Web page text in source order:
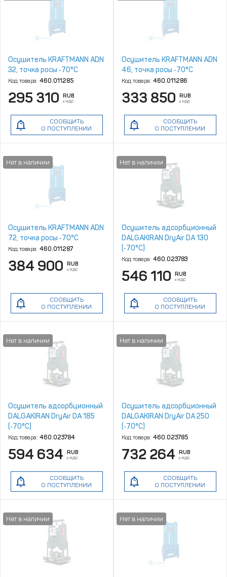
Осушитель KRAFTMANN ADN
32, точка росы ‑70°С
Код товара: 460.011285
295 310 RUB
с НДС
СООБЩИТЬ
О ПОСТУПЛЕНИИ
Осушитель KRAFTMANN ADN
46, точка росы ‑70°С
Код товара: 460.011286
333 850 RUB
с НДС
СООБЩИТЬ
О ПОСТУПЛЕНИИ
Осушитель KRAFTMANN ADN
72, точка росы ‑70°С
Код товара: 460.011287
384 900 RUB
с НДС
СООБЩИТЬ
О ПОСТУПЛЕНИИ
Осушитель адсорбционный
DALGAKIRAN DryAir DA 130
(‑70°C)
Код товара: 460.023783
546 110 RUB
с НДС
СООБЩИТЬ
О ПОСТУПЛЕНИИ
Осушитель адсорбционный
DALGAKIRAN DryAir DA 185
(‑70°C)
Код товара: 460.023784
594 634 RUB
с НДС
СООБЩИТЬ
О ПОСТУПЛЕНИИ
Осушитель адсорбционный
DALGAKIRAN DryAir DA 250
(‑70°C)
Код товара: 460.023785
732 264 RUB
с НДС
СООБЩИТЬ
О ПОСТУПЛЕНИИ